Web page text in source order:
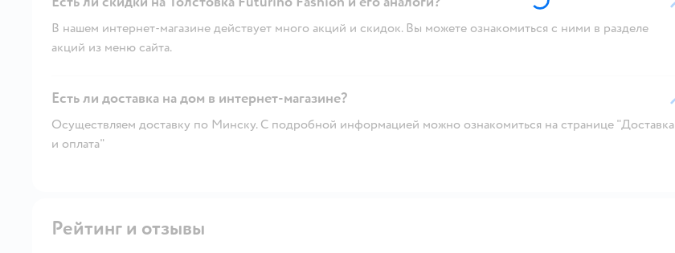
В нашем интернет-магазине действует много акций и скидок. Вы можете ознакомиться с ними в разделе
акций из меню сайта.
Есть ли доставка на дом в интернет-магазине?
Осуществляем доставку по Минску. С подробной информацией можно ознакомиться на странице "Доставка
и оплата"
Рейтинг и отзывы